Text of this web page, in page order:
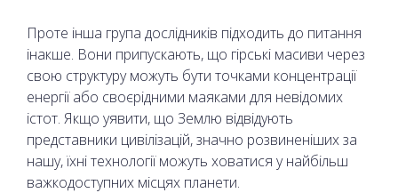
Проте інша група дослідників підходить до питання
інакше. Вони припускають, що гірські масиви через
свою структуру можуть бути точками концентрації
енергії або своєрідними маяками для невідомих
істот. Якщо уявити, що Землю відвідують
представники цивілізацій, значно розвиненіших за
нашу, їхні технології можуть ховатися у найбільш
важкодоступних місцях планети.